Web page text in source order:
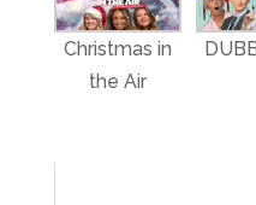
Christmas in
the Air